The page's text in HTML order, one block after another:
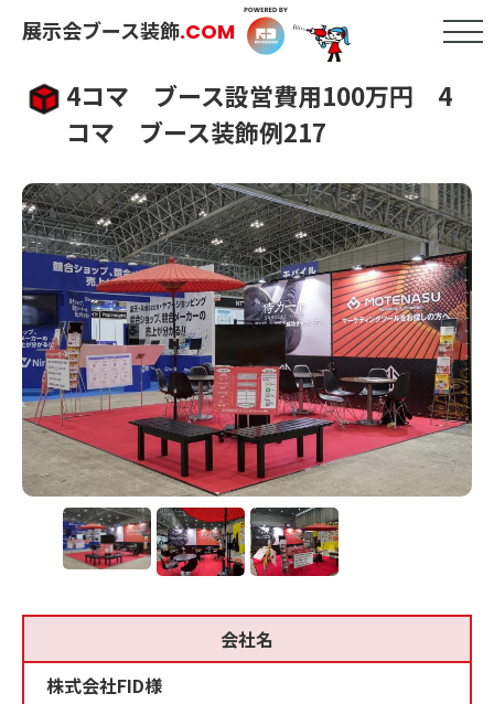
展示会ブース装飾.COM
4コマ ブース設営費用100万円 4
コマ ブース装飾例217
会社名
株式会社FID様